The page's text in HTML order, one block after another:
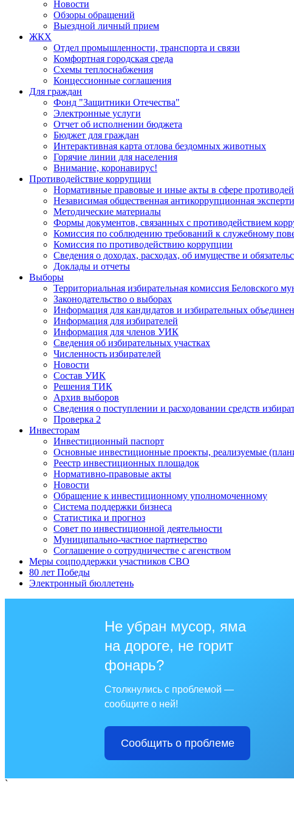
Новости
Обзоры обращений
Выездной личный прием
ЖКХ
Отдел промышленности, транспорта и связи
Комфортная городская среда
Схемы теплоснабжения
Концессионные соглашения
Для граждан
Фонд "Защитники Отечества"
Электронные услуги
Отчет об исполнении бюджета
Бюджет для граждан
Интерактивная карта отлова бездомных животных
Горячие линии для населения
Внимание, коронавирус!
Противодействие коррупции
Нормативные правовые и иные акты в сфере
Независимая общественная антикоррупционная
Методические материалы
Формы документов, связанных с противодействием
Комиссия по соблюдению требований к служебному
Комиссия по противодействию коррупции
Сведения о доходах, расходах, об имуществе и
Доклады и отчеты
Выборы
Территориальная избирательная комиссия Беловского
Законодательство о выборах
Информация для кандидатов и избирательных
Информация для избирателей
Информация для членов УИК
Сведения об избирательных участках
Численность избирателей
Новости
Состав УИК
Решения ТИК
Архив выборов
Сведения о поступлении и расходовании средств
Проверка 2
Инвесторам
Инвестиционный паспорт
Основные инвестиционные проекты, реализуемые
Реестр инвестиционных площадок
Нормативно-правовые акты
Новости
Обращение к инвестиционному уполномоченному
Система поддержки бизнеса
Статистика и прогноз
Совет по инвестиционной деятельности
Муниципально-частное партнерство
Соглашение о сотрудничестве с агенством
Меры соцподдержки участников СВО
80 лет Победы
Электронный бюллетень
Не убран мусор, яма
на дороге, не горит
фонарь?
Столкнулись с проблемой —
сообщите о ней!
Сообщить о проблеме
`